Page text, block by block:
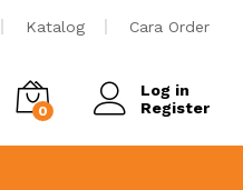
Katalog Cara Order
0
Log in
Register
Tambah ke keranjang